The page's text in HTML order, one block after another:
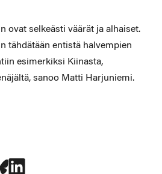
ovat selkeästi väärät ja alhaiset.
tähdätään entistä halvempien
esimerkiksi Kiinasta,
sanoo Matti Harjuniemi.
Facebookissa
Jaa Blueskyssa
Jaa LinkedIn:ssä